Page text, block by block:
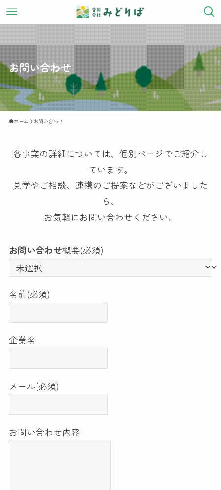
お問い合わせ
ホーム お問い合わせ
各事業の詳細については、個別ページでご紹介し
ています。
見学やご相談、連携のご提案などがございました
ら、
お気軽にお問い合わせください。
お問い合わせ概要(必須)
名前(必須)
企業名
メール(必須)
お問い合わせ内容